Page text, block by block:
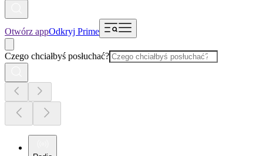
Otwórz appOdkryj Prime
Czego chciałbyś posłuchać?